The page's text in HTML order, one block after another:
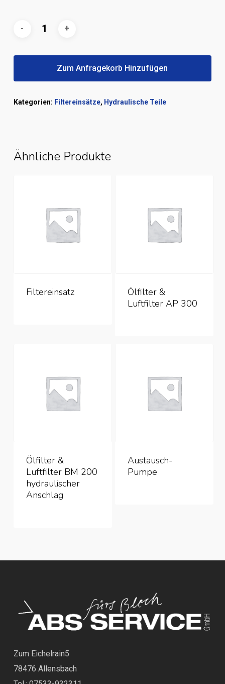
Zum Anfragekorb Hinzufügen
Kategorien: Filtereinsätze, Hydraulische Teile
Ähnliche Produkte
Filtereinsatz
Ölfilter &
Luftfilter AP 300
Ölfilter &
Luftfilter BM 200
hydraulischer
Anschlag
Austausch-
Pumpe
Zum Eichelrain5
78476 Allensbach